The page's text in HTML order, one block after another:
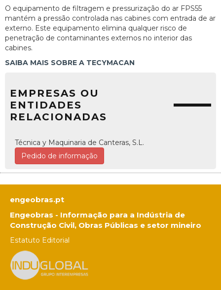
O equipamento de filtragem e pressurização do ar FPS55
mantém a pressão controlada nas cabines com entrada de ar
externo. Este equipamento elimina qualquer risco de
penetração de contaminantes externos no interior das
cabines.
SAIBA MAIS SOBRE A TECYMACAN
EMPRESAS OU
ENTIDADES
RELACIONADAS
Técnica y Maquinaria de Canteras, S.L.
Pedido de informação
engeobras.pt
Engeobras - Informação para a Indústria de
Construção Civil, Obras Públicas e setor mineiro
Estatuto Editorial